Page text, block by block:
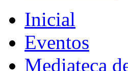
Inicial
Eventos
Mediateca